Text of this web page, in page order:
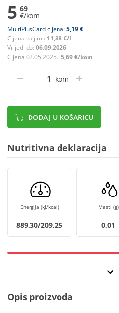
5 69
€/kom
MultiPlusCard cijena:5,19 €
Cijena za j.m.: 11,38 €/l
Vrijedi do: 06.09.2026
Cijena 02.05.2025.: 5,69 €/kom
kom
DODAJ U KOŠARICU
Nutritivna deklaracija
Energija (kJ/kcal)
889,30/209,25
Masti (g)
0,01
Opis proizvoda